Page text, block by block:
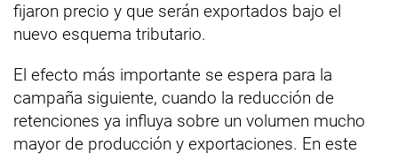
fijaron precio y que serán exportados bajo el
nuevo esquema tributario.
El efecto más importante se espera para la
campaña siguiente, cuando la reducción de
retenciones ya influya sobre un volumen mucho
mayor de producción y exportaciones. En este